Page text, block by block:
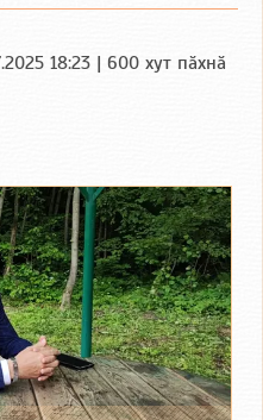
18:23 | 600 хут пӑхнӑ